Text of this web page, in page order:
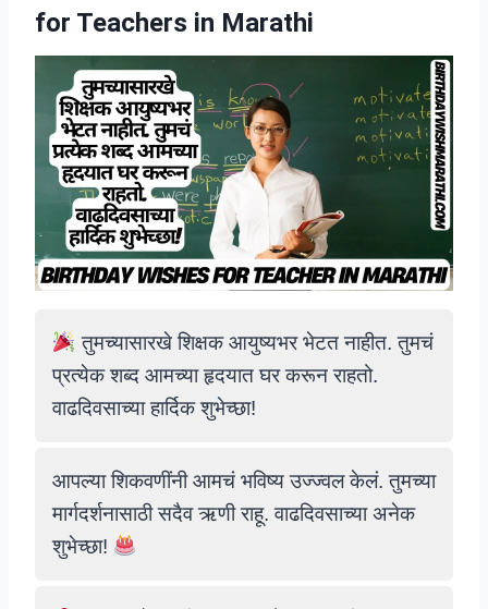
for Teachers in Marathi
तुमच्यासारखे शिक्षक आयुष्यभर भेटत नाहीत. तुमचं
प्रत्येक शब्द आमच्या हृदयात घर करून राहतो.
वाढदिवसाच्या हार्दिक शुभेच्छा!
आपल्या शिकवणींनी आमचं भविष्य उज्ज्वल केलं. तुमच्या
मार्गदर्शनासाठी सदैव ऋणी राहू. वाढदिवसाच्या अनेक
शुभेच्छा!